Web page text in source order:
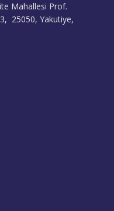
Mahallesi Prof.
25050, Yakutiye,